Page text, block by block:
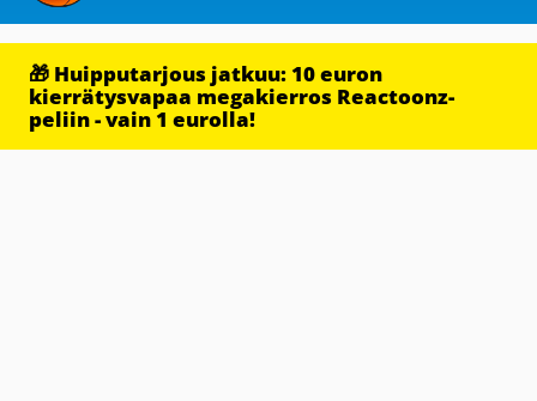
🎁 Huipputarjous jatkuu: 10 euron
kierrätysvapaa megakierros Reactoonz-
peliin - vain 1 eurolla!